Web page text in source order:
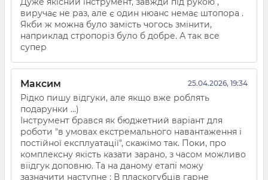
виручає не раз, але є один нюанс немає штопора .
Якби ж можна було замість чогось змінити,
наприклад стропоріз було б добре. А так все
супер
Максим 25.04.2026, 19:34
Рідко пишу відгуки, але якщо вже роблять
подарунки ...)
Інструмент брався як бюджетний варіант для
роботи "в умовах екстремального навантаження і
постійної експлуатації", скажімо так. Поки, про
комплексну якість казати зарано, з часом можливо
віідгук доповню. Та на даному етапі можу
зазначити наступне : В пласкогубців гарне